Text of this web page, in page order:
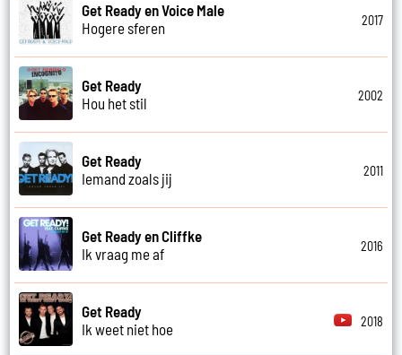
Get Ready en Voice Male
Hogere sferen
2017
Get Ready
Hou het stil
2002
Get Ready
Iemand zoals jij
2011
Get Ready en Cliffke
Ik vraag me af
2016
Get Ready
Ik weet niet hoe
2018